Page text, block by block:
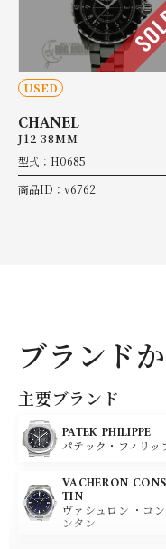
USED
CHANEL
J12 38MM
型式：H0685
商品ID：v6762
ブランド
主要ブランド
PATEK PHILIPPE
パテック・フィリッ
VACHERON
TIN
ヴァシュロン ・コ
ンタン